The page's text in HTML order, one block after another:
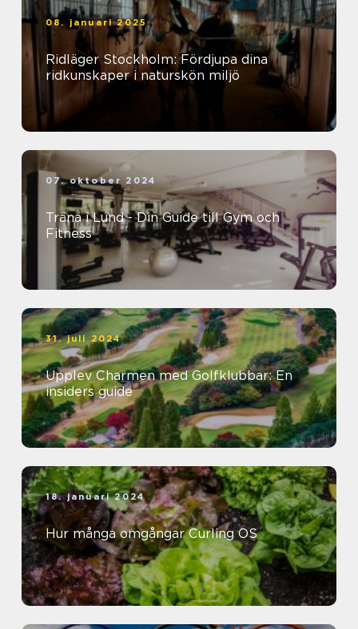
08. januari 2025
Ridläger Stockholm: Fördjupa dina
ridkunskaper i naturskön miljö
07. oktober 2024
Träna i Lund - Din Guide till Gym och
Fitness
31. juli 2024
Upplev Charmen med Golfklubbar: En
insiders guide
18. januari 2024
Hur många omgångar Curling OS